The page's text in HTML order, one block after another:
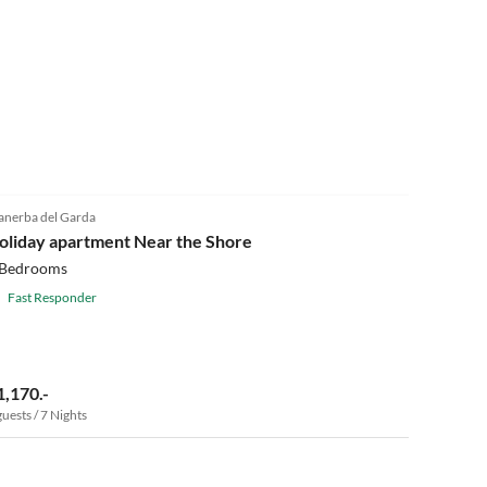
del Garda
apartment Near the Shore
Fast Responder
/ 7 Nights